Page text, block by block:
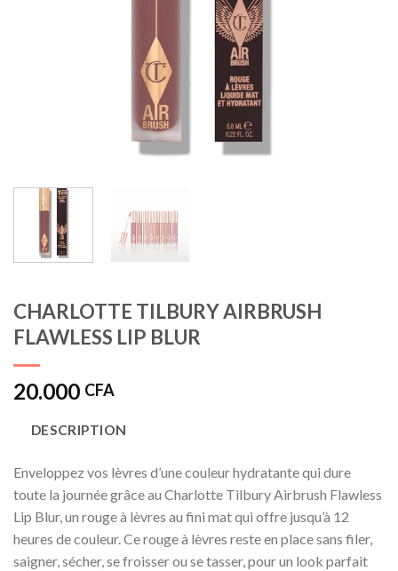
CHARLOTTE TILBURY AIRBRUSH
FLAWLESS LIP BLUR
20.000 CFA
DESCRIPTION
Enveloppez vos lèvres d’une couleur hydratante qui dure
toute la journée grâce au Charlotte Tilbury Airbrush Flawless
Lip Blur, un rouge à lèvres au fini mat qui offre jusqu’à 12
heures de couleur. Ce rouge à lèvres reste en place sans filer,
saigner, sécher, se froisser ou se tasser, pour un look parfait